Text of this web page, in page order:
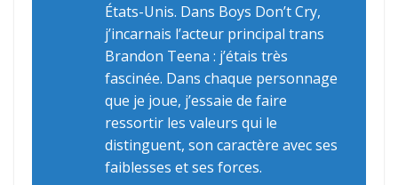
États-Unis. Dans Boys Don’t Cry,
j’incarnais l’acteur principal trans
Brandon Teena : j’étais très
fascinée. Dans chaque personnage
que je joue, j’essaie de faire
ressortir les valeurs qui le
distinguent, son caractère avec ses
faiblesses et ses forces.